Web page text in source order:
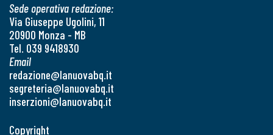
Sede operativa redazione:
Via Giuseppe Ugolini, 11
20900 Monza - MB
Tel. 039 9418930
Email
redazione@lanuovabq.it
segreteria@lanuovabq.it
inserzioni@lanuovabq.it
Copyright